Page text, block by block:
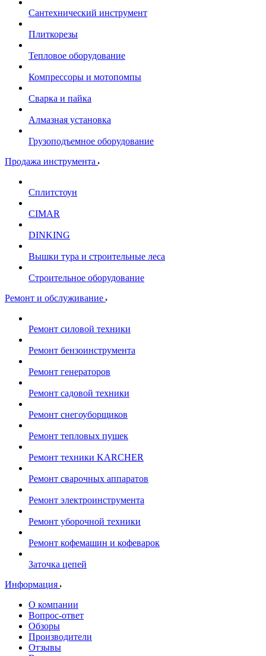
Сантехнический инструмент
Плиткорезы
Тепловое оборудование
Компрессоры и мотопомпы
Сварка и пайка
Алмазная установка
Грузоподъемное оборудование
Продажа инструмента
Сплитстоун
CIMAR
DINKING
Вышки тура и строительные леса
Строительное оборудование
Ремонт и обслуживание
Ремонт силовой техники
Ремонт бензоинструмента
Ремонт генераторов
Ремонт садовой техники
Ремонт снегоуборщиков
Ремонт тепловых пушек
Ремонт техники KARCHER
Ремонт сварочных аппаратов
Ремонт электроинструмента
Ремонт уборочной техники
Ремонт кофемашин и кофеварок
Заточка цепей
Информация
О компании
Вопрос-ответ
Обзоры
Производители
Отзывы